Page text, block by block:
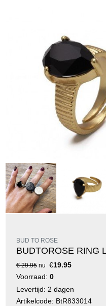
BUD TO ROSE
BUDTOROSE RING
€ 29.95nu €19.95
Voorraad: 0
Levertijd: 2 dagen
Artikelcode: BtR833014